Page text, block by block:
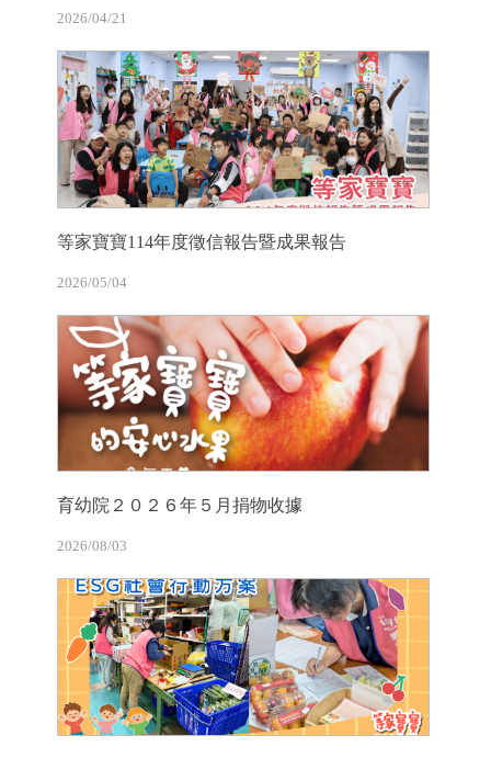
2026/04/21
等家寶寶114年度徵信報告暨成果報告
2026/05/04
育幼院２０２６年５月捐物收據
2026/08/03